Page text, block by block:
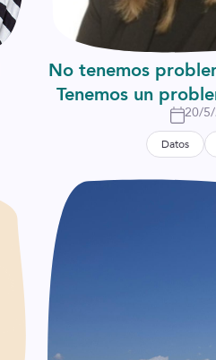
No tenemos
Tenemos un
20/
Datos